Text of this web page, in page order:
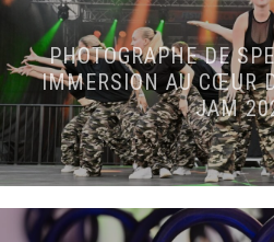
PHOTOGRAPHE DE
IMMERSION AU CŒUR
JAM